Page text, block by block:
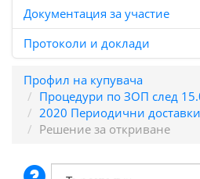
Документация за участие
Протоколи и доклади
Профил на купувача
Процедури по ЗОП след
2020 Периодични
Решение за откриване